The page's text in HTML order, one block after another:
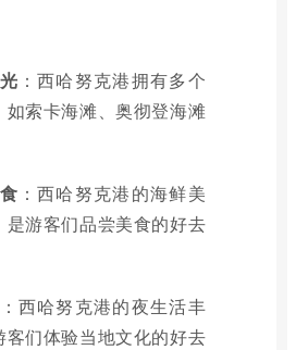
：西哈努克港拥有多个
如索卡海滩、奥彻登海滩
：西哈努克港的海鲜美
是游客们品尝美食的好去
：西哈努克港的夜生活丰
客们体验当地文化的好去